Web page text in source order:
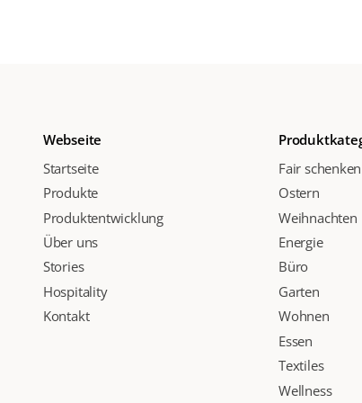
Webseite
Startseite
Produkte
Produktentwicklung
Über uns
Stories
Hospitality
Kontakt
Fair schenken
Ostern
Weihnachten
Energie
Büro
Garten
Wohnen
Essen
Textiles
Wellness